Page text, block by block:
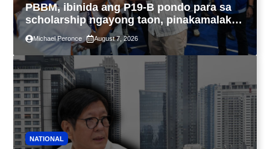
PBBM, ibinida ang P19-B pondo para sa
scholarship ngayong taon, pinakamalaki
sa kasaysayan ng TESDA
Michael Peronce August 7, 2026
NATIONAL